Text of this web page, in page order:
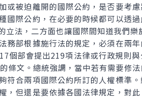
被迫離開的國際公約，是否要考慮
際公約，在必要的時候都可以透
法，二方面也讓國際間知道我們樂
部根據施行法的規定，必須在兩年
個部會提出219項法律或行政規則
條文。總統強調，當中若有需要修
符合兩項國際公約所訂的人權標準
，但還是要依據各國法律規定，對